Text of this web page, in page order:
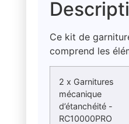
Ce kit de
comprend les
2 x Garnitures
mécanique
d’étanchéité -
RC10000PRO